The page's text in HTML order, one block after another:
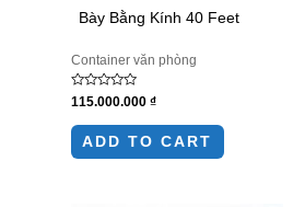
Bày Bằng Kính 40 Feet
Container văn phòng
Rated
0
out
of
115.000.000 ₫
ADD TO CART